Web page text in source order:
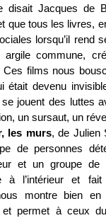
disait Jacques de
que tous les livres,
lorsqu’il rend
argile commune,
Ces films nous
était devenu
se jouent des luttes
un sursaut, un
les murs, de Julien
de personnes
et un groupe de
à l’intérieur et
montre bien
et permet à ceux